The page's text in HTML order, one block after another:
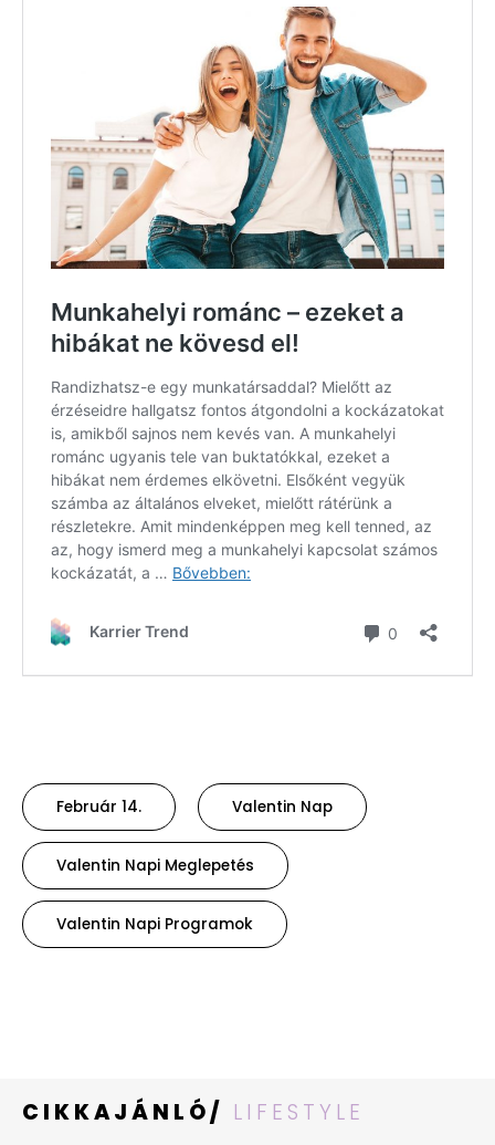
Február 14. Valentin Nap
Valentin Napi Meglepetés
Valentin Napi Programok
CIKKAJÁNLÓ/ LIFESTYLE